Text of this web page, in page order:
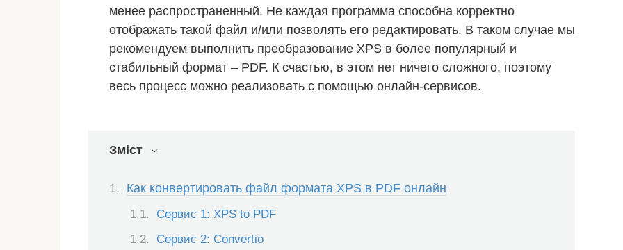
менее распространенный. Не каждая программа способна корректно
отображать такой файл и/или позволять его редактировать. В таком случае мы
рекомендуем выполнить преобразование XPS в более популярный и
стабильный формат – PDF. К счастью, в этом нет ничего сложного, поэтому
весь процесс можно реализовать с помощью онлайн-сервисов.
Зміст
Как конвертировать файл формата XPS в PDF онлайн
Сервис 1: XPS to PDF
Сервис 2: Convertio